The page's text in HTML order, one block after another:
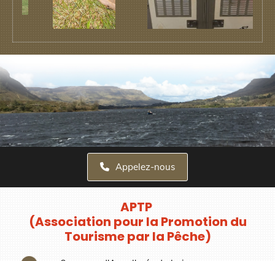
Appelez-nous
APTP
(Association pour la Promotion du
Tourisme par la Pêche)